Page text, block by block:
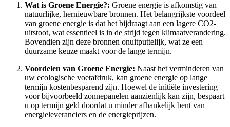
Wat is Groene Energie?: Groene energie is afkomstig van
natuurlijke, hernieuwbare bronnen. Het belangrijkste voordeel
van groene energie is dat het bijdraagt aan een lagere CO2-
uitstoot, wat essentieel is in de strijd tegen klimaatverandering.
Bovendien zijn deze bronnen onuitputtelijk, wat ze een
duurzame keuze maakt voor de lange termijn.
Voordelen van Groene Energie: Naast het verminderen van
uw ecologische voetafdruk, kan groene energie op lange
termijn kostenbesparend zijn. Hoewel de initiële investering
voor bijvoorbeeld zonnepanelen aanzienlijk kan zijn, bespaart
u op termijn geld doordat u minder afhankelijk bent van
energieleveranciers en de energieprijzen.